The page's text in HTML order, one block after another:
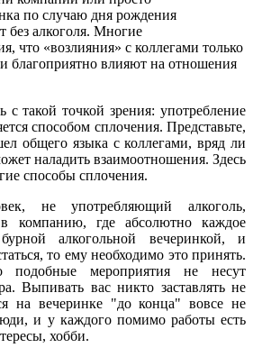
по случаю дня рождения
без алкоголя. Многие
что «возлияния» с коллегами только
благоприятно влияют на отношения
с такой точкой зрения: употребление
способом сплочения. Представьте,
общего языка с коллегами, вряд ли
наладить взаимоотношения. Здесь
способы сплочения.
не употребляющий алкоголь,
компанию, где абсолютно каждое
алкогольной вечеринкой, и
то ему необходимо это принять.
мероприятия не несут
Выпивать вас никто заставлять не
на вечеринке "до конца" вовсе не
и у каждого помимо работы есть
хобби.